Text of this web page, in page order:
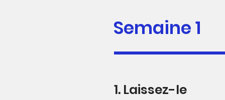
Semaine 1
1. Laissez-le